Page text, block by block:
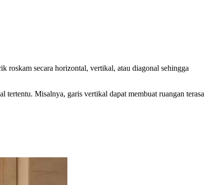
roskam secara horizontal, vertikal, atau diagonal sehingga
tertentu. Misalnya, garis vertikal dapat membuat ruangan terasa